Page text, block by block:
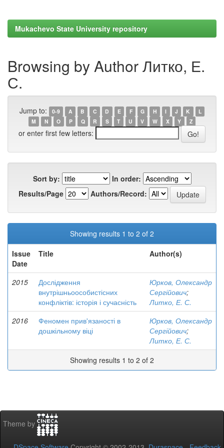
Mukachevo State University repository
Browsing by Author Литко, Е.
С.
Jump to: 0-9 A B C D E F G H I J K
L
M
N O P Q R S T U V W X Y Z
or enter first few letters:
Sort by:
In order:
Results/Page
Authors/Record:
Showing results 1 to 2 of 2
Issue
Date
Title Author(s)
2015
Дослідження
внутрішньоособистісних
конфліктів: історія і сучасність
Юрков, Олександр
Сергійович;
Литко, Е. С.
2016
Феномен прив'язаності в
дошкільному віці
Юрков, Олександр
Сергійович;
Литко, Е. С.
Showing results 1 to 2 of 2
Theme by